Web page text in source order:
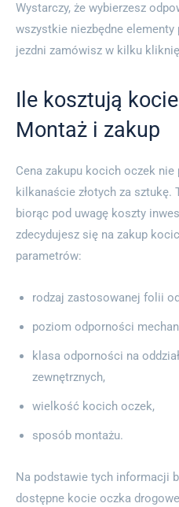
Wystarczy, że wybierzesz
wszystkie niezbędne
jezdni zamówisz w kilku
Ile kosztują
Montaż i zakup
Cena zakupu kocich oczek
kilkanaście złotych za
biorąc pod uwagę koszty
zdecydujesz się na zakup
parametrów:
rodzaj zastosowanej folii
poziom odporności
klasa odporności na
zewnętrznych,
wielkość kocich oczek,
sposób montażu.
Na podstawie tych informacji
dostępne kocie oczka